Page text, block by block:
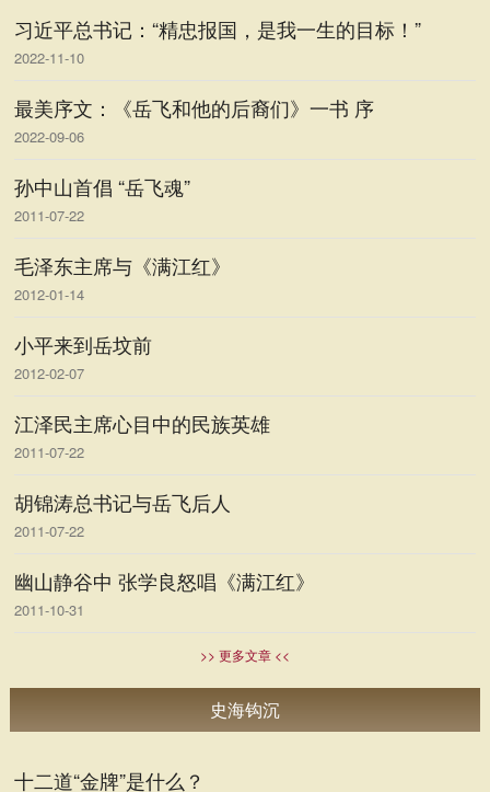
习近平总书记：“精忠报国，是我一生的目标！”
2022-11-10
最美序文：《岳飞和他的后裔们》一书 序
2022-09-06
孙中山首倡 “岳飞魂”
2011-07-22
毛泽东主席与《满江红》
2012-01-14
小平来到岳坟前
2012-02-07
江泽民主席心目中的民族英雄
2011-07-22
胡锦涛总书记与岳飞后人
2011-07-22
幽山静谷中 张学良怒唱《满江红》
2011-10-31
>> 更多文章 <<
史海钩沉
十二道“金牌”是什么？